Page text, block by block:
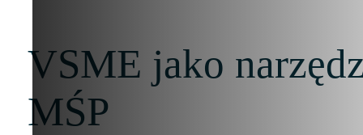
VSME jako
MŚP